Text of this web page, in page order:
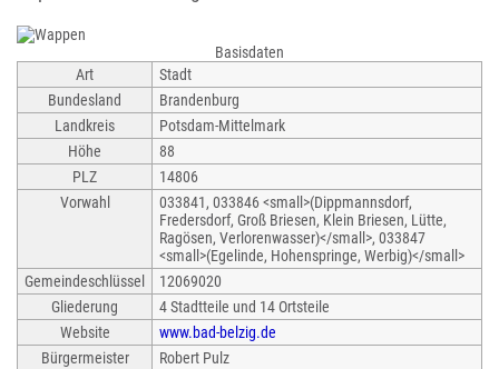
Basisdaten
Art
Stadt
Bundesland
Brandenburg
Landkreis
Potsdam-Mittelmark
Höhe
88
PLZ
14806
Vorwahl
033841, 033846 <small>(Dippmannsdorf,
Fredersdorf, Groß Briesen, Klein Briesen, Lütte,
Ragösen, Verlorenwasser)</small>, 033847
<small>(Egelinde, Hohenspringe, Werbig)</small>
Gemeindeschlüssel
12069020
Gliederung
4 Stadtteile und 14 Ortsteile
Website
www.bad-belzig.de
Bürgermeister
Robert Pulz